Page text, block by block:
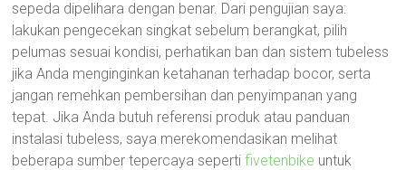
sepeda dipelihara dengan benar. Dari pengujian saya:
lakukan pengecekan singkat sebelum berangkat, pilih
pelumas sesuai kondisi, perhatikan ban dan sistem tubeless
jika Anda menginginkan ketahanan terhadap bocor, serta
jangan remehkan pembersihan dan penyimpanan yang
tepat. Jika Anda butuh referensi produk atau panduan
instalasi tubeless, saya merekomendasikan melihat
beberapa sumber tepercaya sepertifivetenbike untuk